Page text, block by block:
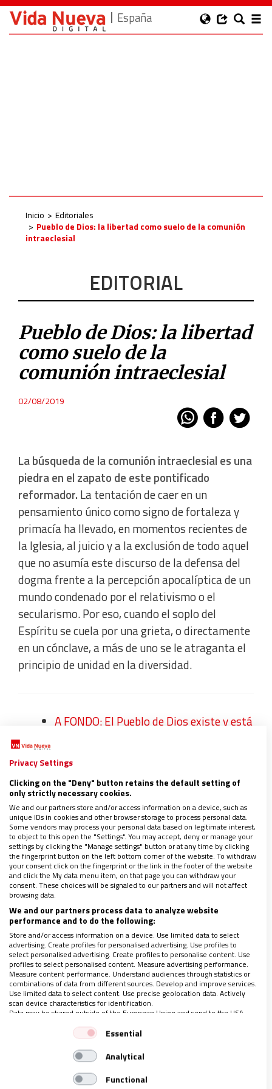
España
Inicio
Editoriales
Pueblo de Dios: la libertad como suelo de la comunión
intraeclesial
EDITORIAL
Pueblo de Dios: la libertad
como suelo de la
comunión intraeclesial
02/08/2019
La búsqueda de la comunión intraeclesial es una
piedra en el zapato de este pontificado
reformador. La tentación de caer en un
pensamiento único como signo de fortaleza y
primacía ha llevado, en momentos recientes de
la Iglesia, al juicio y a la exclusión de todo aquel
que no asumía este discurso de la defensa del
dogma frente a la percepción apocalíptica de un
mundo condenado por el relativismo o el
secularismo. Por eso, cuando el soplo del
Espíritu se cuela por una grieta, o directamente
en un cónclave, a más de uno se le atraganta el
principio de unidad en la diversidad.
A FONDO: El Pueblo de Dios existe y está
No son pocos los que vienen reivindicando desde
hace tiempo, con su vida y sus palabras, la
urgencia de encarnar el “todos uno” en lo
cotidiano, en lo pequeño. Ahí están tanto el
grupo musical Brotes de Olivo como la
comunidad dePueblo de Dios, que, desde un
rincón de Huelva, buscan desde hace casi medio
siglo ser casa de acogida para los cristianos “de
todas las marcas y sensibilidades”.Ojalá la
Iglesia supiera empaparse de la profecía y la
sana autocrítica que ha abanderado un hombre
como Vicente Morales, esbozando la comunión
desde la ruta que marca el Evangelio: la
libertad.
Privacy Settings
Clicking on the "Deny" button retains the default setting of
only strictly necessary cookies.
We and our partners store and/or access information on a device, such as
unique IDs in cookies and other browser storage to process personal data.
Some vendors may process your personal data based on legitimate interest,
to object to this open the "Settings". You may accept, deny or manage your
settings by clicking the "Manage settings" button or at any time by clicking
the fingerprint button on the left bottom corner of the website. To withdraw
your consent click on the fingerprint or the link in the footer of the website
and click the My data menu item, on that page you can withdraw your
consent. These choices will be signaled to our partners and will not affect
browsing data.
We and our partners process data to analyze website
performance and to do the following:
Store and/or access information on a device. Use limited data to select
advertising. Create profiles for personalised advertising. Use profiles to
select personalised advertising. Create profiles to personalise content. Use
profiles to select personalised content. Measure advertising performance.
Measure content performance. Understand audiences through statistics or
combinations of data from different sources. Develop and improve services.
Use limited data to select content. Use precise geolocation data. Actively
scan device characteristics for identification.
Data may be shared outside of the European Union and send to the USA.
Your consent and the cookie policy applies solely to this website/app.
View Partner List (1 IAB Vendors)
We use your data for the following purposes:
IAB processing purposes:
Essential
Analytical
Functional